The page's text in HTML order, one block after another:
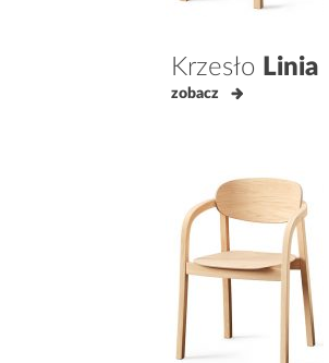
Krzesło Linia
zobacz